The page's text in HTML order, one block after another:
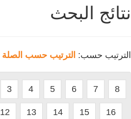
نتائج البحث
الترتيب حسب: الترتيب حسب الصلة
3 4 5 6 7 8
12 13 14 15 16